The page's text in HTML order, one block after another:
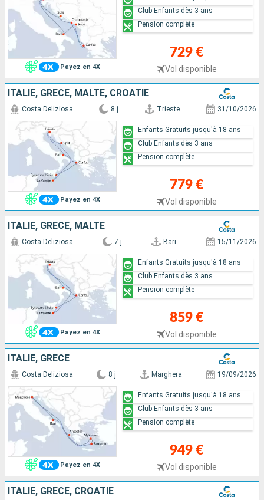
Payez en 4X
729 €
Vol disponible
Club Enfants dès 3 ans
Pension complète
ITALIE, GRÈCE, MALTE, CROATIE
Payez en 4X
Costa Deliziosa 8 j Trieste 31/10/2026
779 €
Vol disponible
Enfants Gratuits jusqu'à 18 ans
Club Enfants dès 3 ans
Pension complète
ITALIE, GRÈCE, MALTE
Payez en 4X
Costa Deliziosa 7 j Bari 15/11/2026
859 €
Vol disponible
Enfants Gratuits jusqu'à 18 ans
Club Enfants dès 3 ans
Pension complète
ITALIE, GRÈCE
Payez en 4X
Costa Deliziosa 8 j Marghera 19/09/2026
949 €
Vol disponible
Enfants Gratuits jusqu'à 18 ans
Club Enfants dès 3 ans
Pension complète
ITALIE, GRÈCE, CROATIE